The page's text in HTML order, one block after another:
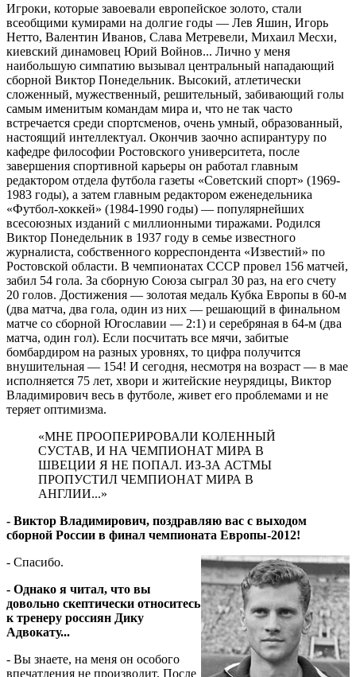
Игроки, которые завоевали европейское золото, стали
всеобщими кумирами на долгие годы — Лев Яшин, Игорь
Нетто, Валентин Иванов, Слава Метревели, Михаил Месхи,
киевский динамовец Юрий Войнов... Лично у меня
наибольшую симпатию вызывал центральный нападающий
сборной Виктор Понедельник. Высокий, атлетически
сложенный, мужественный, решительный, забивающий голы
самым именитым командам мира и, что не так часто
встречается среди спортсменов, очень умный, образованный,
настоящий интеллектуал. Окончив заочно аспирантуру по
кафедре философии Ростовского университета, после
завершения спортивной карьеры он работал главным
редактором отдела футбола газеты «Советский спорт» (1969-
1983 годы), а затем главным редактором еженедельника
«Футбол-хоккей» (1984-1990 годы) — популярнейших
всесоюзных изданий с миллионными тиражами. Родился
Виктор Понедельник в 1937 году в семье известного
журналиста, собственного корреспондента «Известий» по
Ростовской области. В чемпионатах СССР провел 156 матчей,
забил 54 гола. За сборную Союза сыграл 30 раз, на его счету
20 голов. Достижения — золотая медаль Кубка Европы в 60-м
(два матча, два гола, один из них — решающий в финальном
матче со сборной Югославии — 2:1) и серебряная в 64-м (два
матча, один гол). Если посчитать все мячи, забитые
бомбардиром на разных уровнях, то цифра получится
внушительная — 154! И сегодня, несмотря на возраст — в мае
исполняется 75 лет, хвори и житейские неурядицы, Виктор
Владимирович весь в футболе, живет его проблемами и не
теряет оптимизма.
«МНЕ ПРООПЕРИРОВАЛИ КОЛЕННЫЙ
СУСТАВ, И НА ЧЕМПИОНАТ МИРА В
ШВЕЦИИ Я НЕ ПОПАЛ. ИЗ-ЗА АСТМЫ
ПРОПУСТИЛ ЧЕМПИОНАТ МИРА В
АНГЛИИ...»
- Виктор Владимирович, поздравляю вас с выходом
сборной России в финал чемпионата Европы-2012!
- Спасибо.
- Однако я читал, что вы
довольно скептически относитесь
к тренеру россиян Дику
Адвокату...
- Вы знаете, на меня он особого
впечатления не производит. После